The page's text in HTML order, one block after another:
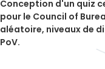
Conception d'un quiz
pour le Council of
aléatoire, niveaux de
PoV.